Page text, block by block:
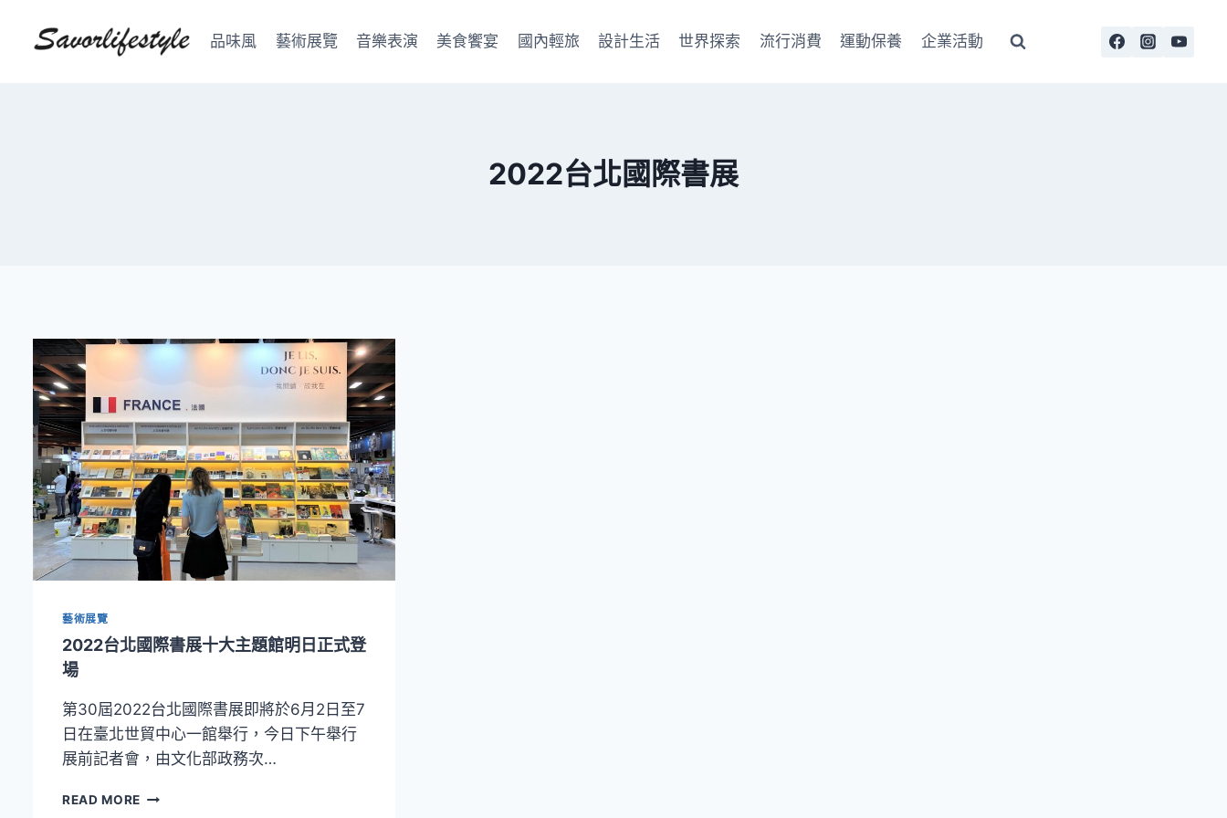
品味風 藝術展覽 音樂表演 美食饗宴 國內輕旅 設計生活 世界探索 流行消費 運動保養 企業活動
2022台北國際書展
藝術展覽
2022台北國際書展十大主題館明日正式登
場
第30屆2022台北國際書展即將於6月2日至7
日在臺北世貿中心一館舉行，今日下午舉行
展前記者會，由文化部政務次…
READ MORE 2022